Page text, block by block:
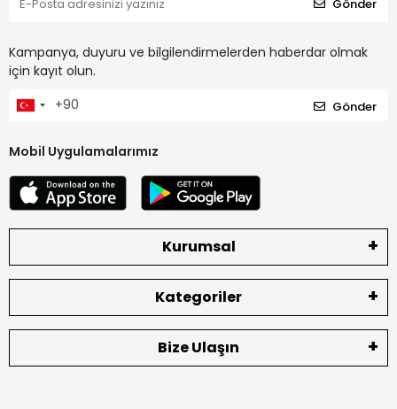
Gönder
Kampanya, duyuru ve bilgilendirmelerden haberdar olmak
için kayıt olun.
Gönder
Mobil Uygulamalarımız
Kurumsal
Kategoriler
Bize Ulaşın